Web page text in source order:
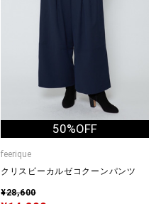
50%OFF
feerique
クリスピーカルゼコクーンパンツ
¥28,600